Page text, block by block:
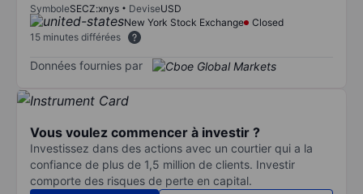
SymboleSECZ:xnys DeviseUSD
New York Stock Exchange
Closed
15 minutes différées
Données fournies par
Vous voulez commencer à investir ?
Investissez dans des actions avec un courtier qui a la
confiance de plus de 1,5 million de clients. Investir
comporte des risques de perte en capital.